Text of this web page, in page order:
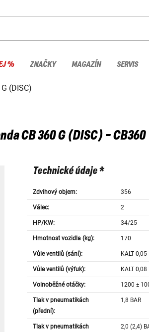
% ZNAČKY MAGAZÍN SERVIS
(DISC)
CB 360 G (DISC) - CB360
Technické údaje *
Zdvihový objem: 356
Válec: 2
HP/KW: 34/25
Hmotnost vozidla (kg): 170
Vůle ventilů (sání): KALT 0,05
Vůle ventilů (výfuk): KALT 0,08
Volnoběžné otáčky: 1200 ±
Tlak v pneumatikách
(přední):
1,8 BAR
Tlak v pneumatikách
2,0 (2,4)